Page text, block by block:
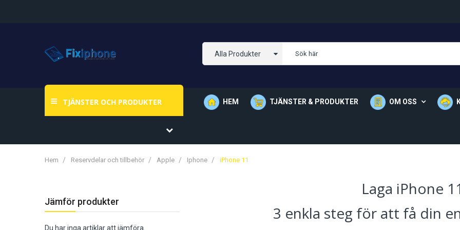
Alla Produkter
TJÄNSTER OCH PRODUKTER HEM TJÄNSTER & PRODUKTER OM OSS
Hem Reservdelar och tillbehör Apple Iphone iPhone 11
Jämför produkter
Du har inga artiklar att jämföra.
Laga iPhone
3 enkla steg för att få din